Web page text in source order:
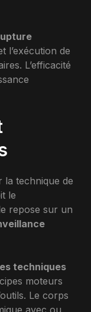
l’exécution de
L’efficacité
la technique de
le
repose sur un
techniques
moteurs
Le corps
avec ou